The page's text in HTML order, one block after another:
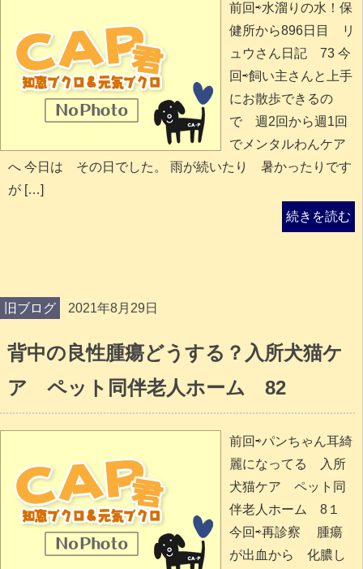
前回⇨水溜りの水！保
健所から896日目 リ
ュウさん日記 73 今
回⇨飼い主さんと上手
にお散歩できるの
で 週2回から週1回
でメンタルわんケア
へ 今日は その日でした。 雨が続いたり 暑かったりです
が […]
続きを読む
旧ブログ 2021年8月29日
背中の良性腫瘍どうする？入所犬猫ケ
ア ペット同伴老人ホーム 82
前回⇨パンちゃん耳綺
麗になってる 入所
犬猫ケア ペット同
伴老人ホーム 8１
今回⇨再診察 腫瘍
が出血から 化膿し